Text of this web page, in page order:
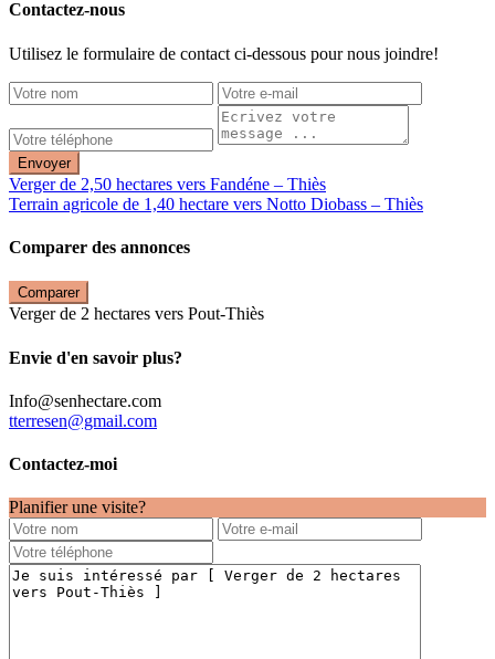
Contactez-nous
Utilisez le formulaire de contact ci-dessous pour nous joindre!
Envoyer
Verger de 2,50 hectares vers Fandéne – Thiès
Terrain agricole de 1,40 hectare vers Notto Diobass – Thiès
Comparer des annonces
Comparer
Verger de 2 hectares vers Pout-Thiès
Envie d'en savoir plus?
Info@senhectare.com
tterresen@gmail.com
Contactez-moi
Planifier une visite?